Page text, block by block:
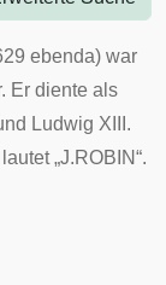
ebenda) war
. Er diente als
Ludwig XIII.
lautet „J.ROBIN“.